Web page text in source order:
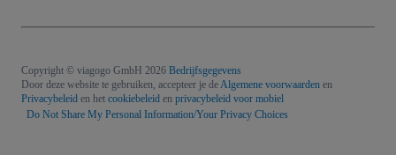
Copyright © viagogo GmbH 2026 Bedrijfsgegevens
Door deze website te gebruiken, accepteer je de Algemene voorwaarden en
Privacybeleid en het cookiebeleid en privacybeleid voor mobiel
Do Not Share My Personal Information/Your Privacy Choices